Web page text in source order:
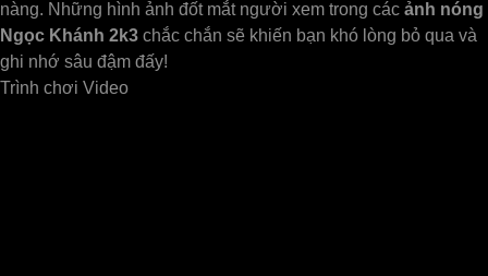
nàng. Những hình ảnh đốt mắt người xem trong các ảnh nóng
Ngọc Khánh 2k3 chắc chắn sẽ khiến bạn khó lòng bỏ qua và
ghi nhớ sâu đậm đấy!
Trình chơi Video